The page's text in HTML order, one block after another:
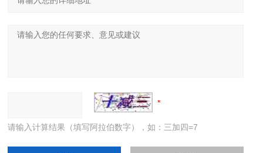
请输入计算结果（填写阿拉伯数字），如：三加四=7